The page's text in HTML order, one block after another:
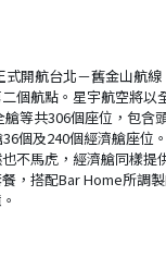
式開航台北－舊金山航
個航點。星宇航空將以
等共306個座位，包含
個及240個經濟艙座位
不馬虎，經濟艙同樣提
，搭配Bar Home所調